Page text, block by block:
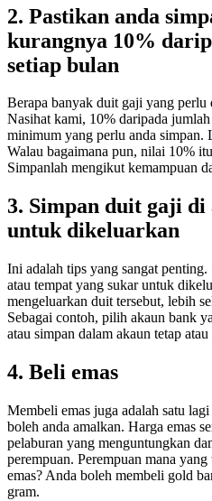
2. Pastikan anda
kurangnya 10%
setiap bulan
Berapa banyak duit gaji yang
Nasihat kami, 10% daripada
minimum yang perlu anda simpan.
Walau bagaimana pun, nilai 10%
Simpanlah mengikut kemampuan
3. Simpan duit gaji di
untuk dikeluarkan
Ini adalah tips yang sangat
atau tempat yang sukar untuk
mengeluarkan duit tersebut, lebih
Sebagai contoh, pilih akaun bank
atau simpan dalam akaun tetap
4. Beli emas
Membeli emas juga adalah satu
boleh anda amalkan. Harga emas
pelaburan yang menguntungkan
perempuan. Perempuan mana
emas? Anda boleh membeli gold
gram.